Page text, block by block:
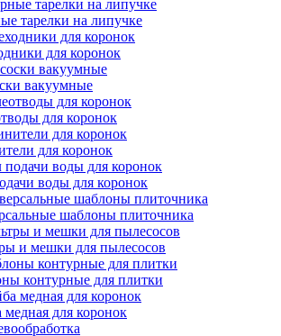
тарелки на липучке
для коронок
вакуумные
для коронок
для коронок
воды для коронок
шаблоны плиточника
и мешки для пылесосов
контурные для плитки
для коронок